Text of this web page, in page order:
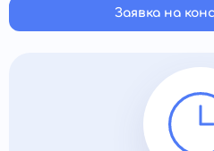
Заявка на